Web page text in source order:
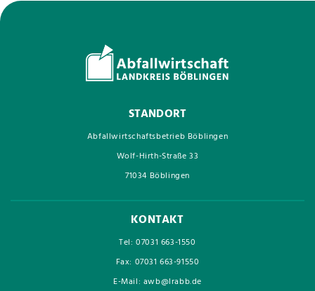
STANDORT
Abfallwirtschaftsbetrieb Böblingen
Wolf-Hirth-Straße 33
71034 Böblingen
KONTAKT
Tel: 07031 663-1550
Fax: 07031 663-91550
E-Mail: awb@lrabb.de